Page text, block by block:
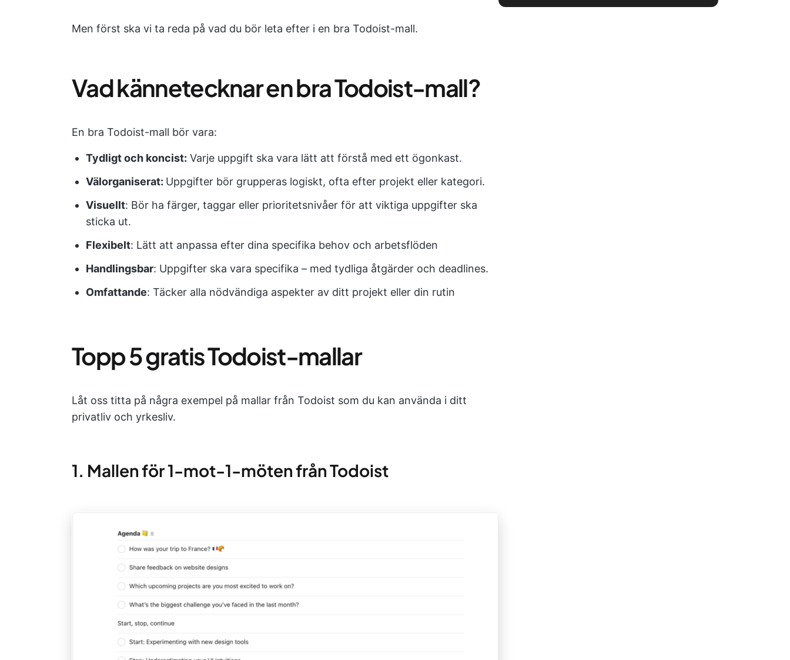
Men först ska vi ta reda på vad du bör leta efter i en bra Todoist-mall.
Vad kännetecknar en bra Todoist-mall?
En bra Todoist-mall bör vara:
Tydligt och koncist: Varje uppgift ska vara lätt att förstå med ett ögonkast.
Välorganiserat: Uppgifter bör grupperas logiskt, ofta efter projekt eller kategori.
Visuellt: Bör ha färger, taggar eller prioritetsnivåer för att viktiga uppgifter ska
sticka ut.
Flexibelt: Lätt att anpassa efter dina specifika behov och arbetsflöden
Handlingsbar: Uppgifter ska vara specifika – med tydliga åtgärder och deadlines.
Omfattande: Täcker alla nödvändiga aspekter av ditt projekt eller din rutin
Topp 5 gratis Todoist-mallar
Låt oss titta på några exempel på mallar från Todoist som du kan använda i ditt
privatliv och yrkesliv.
1. Mallen för 1-mot-1-möten från Todoist